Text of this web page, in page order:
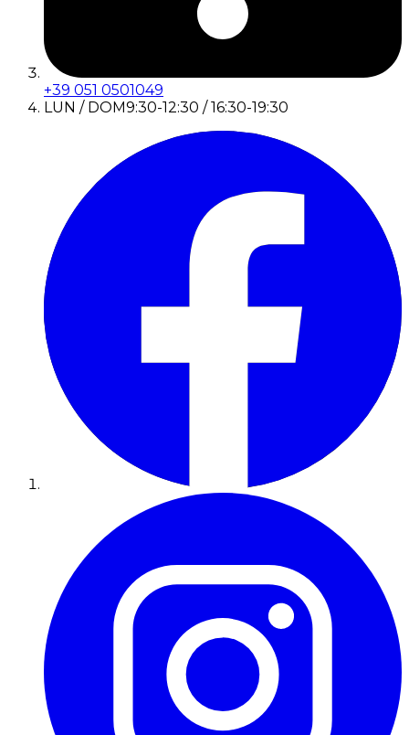
+39 051 0501049
LUN / DOM9:30-12:30 / 16:30-19:30